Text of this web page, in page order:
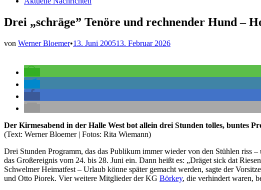
Drei „schräge” Tenöre und rechnender Hund –
von Werner Bloemer•13. Juni 200513. Februar 2026
Der Kirmesabend in der Halle West bot allein drei Stunden tolles, buntes
(Text: Werner Bloemer | Fotos: Rita Wiemann)
Drei Stunden Programm, das das Publikum immer wieder von den Stühlen riss
das Großereignis vom 24. bis 28. Juni ein. Dann heißt es: „Dräget sick dat
Schwelmer Heimatfest – Urlaub könne später gemacht werden, sagte der
und Otto Piorek. Vier weitere Mitglieder der KG Börkey, die verhindert waren,